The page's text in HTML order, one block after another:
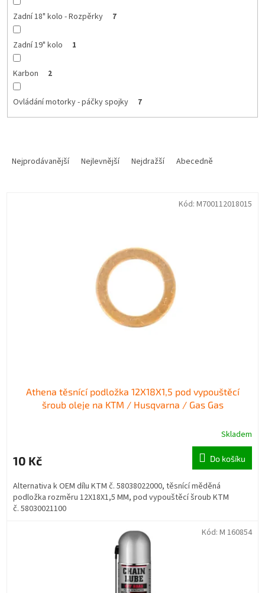
Zadní 18" kolo - Rozpěrky 7
Zadní 19" kolo 1
Karbon 2
Ovládání motorky - páčky spojky 7
Nejprodávanější Nejlevnější Nejdražší Abecedně
Athena těsnící podložka 12X18X1,5 pod vypouštěcí
šroub oleje na KTM / Husqvarna / Gas Gas
Skladem
10 Kč Do košíku
Alternativa k OEM dílu KTM č. 58038022000, těsnící měděná
podložka rozměru 12X18X1,5 MM, pod vypouštěcí šroub KTM
č. 58030021100
Kód: M700112018015
Kód: M 160854